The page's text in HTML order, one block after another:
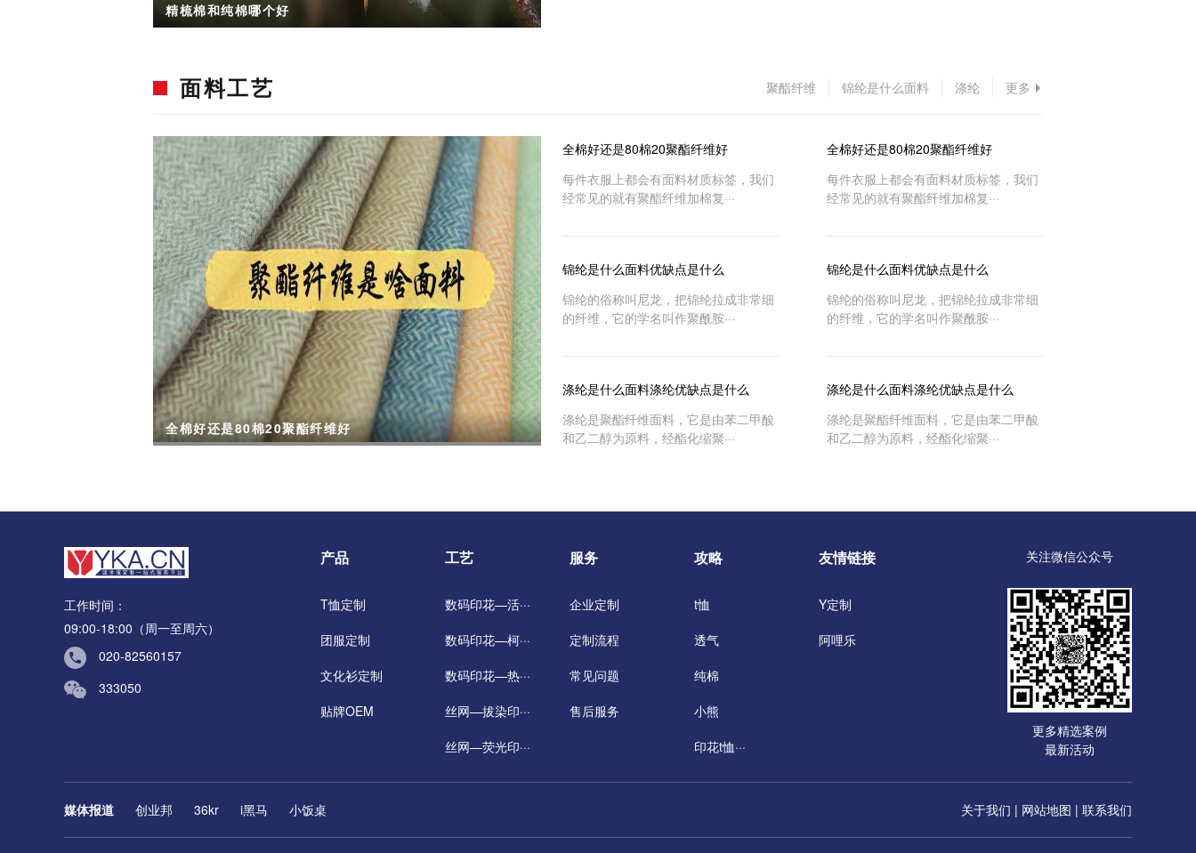
精梳棉和纯棉哪个好
面料工艺 聚酯纤维 锦纶是什么面料 涤纶 更多
全棉好还是80棉20聚酯纤维好
全棉好还是80棉20聚酯纤维好
每件衣服上都会有面料材质标签，我们
经常见的就有聚酯纤维加棉复···
锦纶是什么面料优缺点是什么
锦纶的俗称叫尼龙，把锦纶拉成非常细
的纤维，它的学名叫作聚酰胺···
涤纶是什么面料涤纶优缺点是什么
涤纶是聚酯纤维面料，它是由苯二甲酸
和乙二醇为原料，经酯化缩聚···
全棉好还是80棉20聚酯纤维好
每件衣服上都会有面料材质标签，我们
经常见的就有聚酯纤维加棉复···
锦纶是什么面料优缺点是什么
锦纶的俗称叫尼龙，把锦纶拉成非常细
的纤维，它的学名叫作聚酰胺···
涤纶是什么面料涤纶优缺点是什么
涤纶是聚酯纤维面料，它是由苯二甲酸
和乙二醇为原料，经酯化缩聚···
工作时间：
09:00-18:00 （周一至周六）
020-82560157
333050
产品
T恤定制
团服定制
文化衫定制
贴牌OEM
工艺
丝网—油墨印···
数码印花—活···
数码印花—柯···
数码印花—热···
丝网—拔染印···
丝网—荧光印···
丝网—热敏变···
服务
企业定制
定制流程
常见问题
售后服务
攻略
t恤
透气
纯棉
小熊
印花t恤···
友情链接
Y定制
阿哩乐
关注微信公众号
更多精选案例
最新活动
媒体报道 创业邦 36kr i黑马 小饭桌 关于我们 | 网站地图 | 联系我们